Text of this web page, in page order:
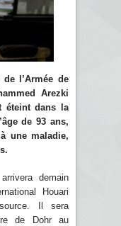
l’Armée de
Arezki
éteint dans la
de 93 ans,
une maladie,
demain
Houari
Il sera
de Dohr au